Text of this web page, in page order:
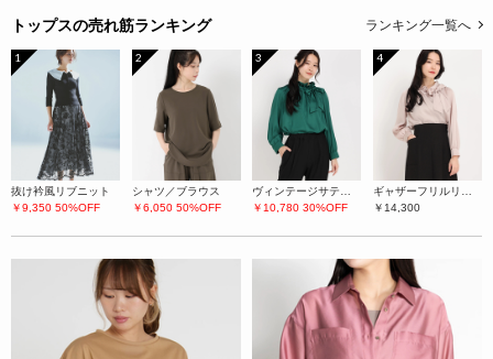
トップスの売れ筋ランキング ランキング一覧へ
1
抜け衿風リブニット
￥9,350 50%OFF
2
シャツ／ブラウス
￥6,050 50%OFF
3
ヴィンテージサテン シャツ/ブラウス
￥10,780 30%OFF
4
ギャザーフリルリボンブラウス
￥14,300